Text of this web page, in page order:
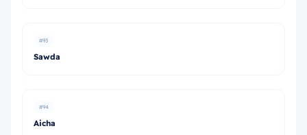
#93
Sawda
#94
Aicha